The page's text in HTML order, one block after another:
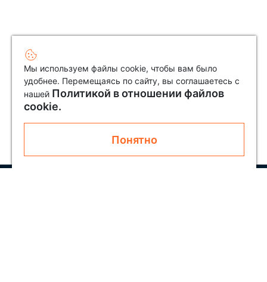
Мы используем файлы cookie, чтобы вам было
удобнее. Перемещаясь по сайту, вы соглашаетесь с
нашей Политикой в отношении файлов
cookie.
Понятно